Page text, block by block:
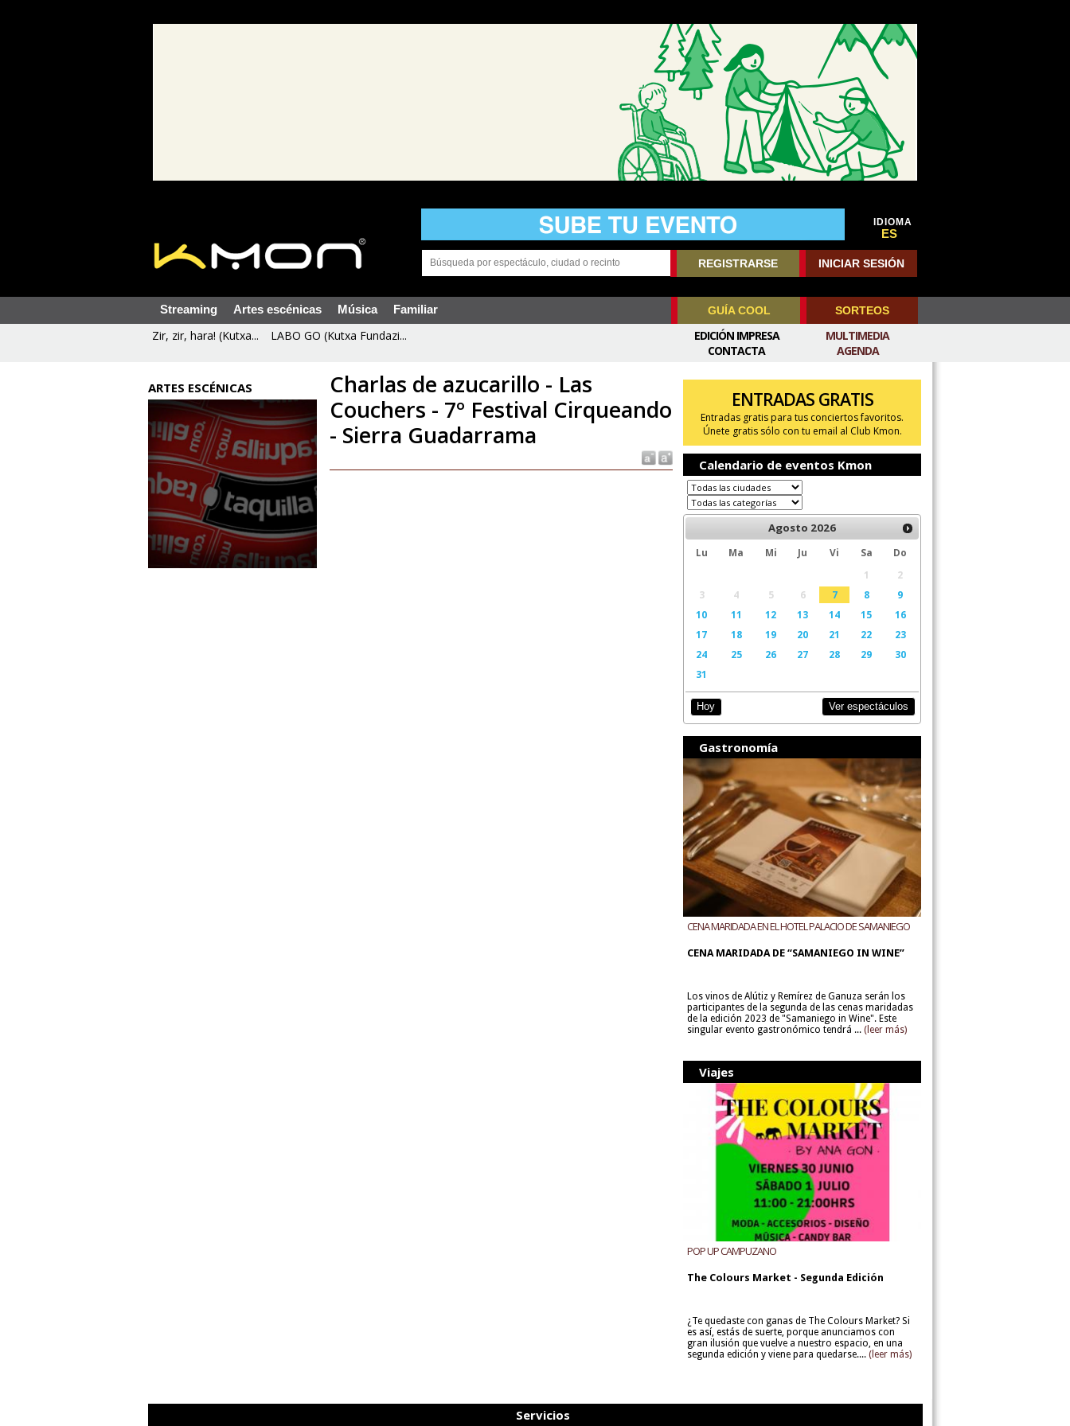
IDIOMA
ES
REGISTRARSE INICIAR SESIÓN
Streaming Artes escénicas Música Familiar GUÍA COOL SORTEOS
Zir, zir, hara! (Kutxa... LABO GO (Kutxa Fundazi...
MULTIMEDIA
AGENDA
EDICIÓN IMPRESA
CONTACTA
ARTES ESCÉNICAS
Charlas de azucarillo - Las
Couchers - 7º Festival Cirqueando
- Sierra Guadarrama
ENTRADAS GRATIS
Entradas gratis para tus conciertos favoritos.
Únete gratis sólo con tu email al Club Kmon.
Calendario de eventos Kmon
Agosto 2026
Lu Ma Mi Ju Vi Sa
Do
1
2
3
4 5 6 7 8
9
10
11 12 13 14 15
16
17
18 19 20 21 22
23
24
25 26 27 28 29
30
31
Hoy Ver espectáculos
Gastronomía
CENA MARIDADA EN EL HOTEL PALACIO DE SAMANIEGO
CENA MARIDADA DE “SAMANIEGO IN WINE”
Los vinos de Alútiz y Remírez de Ganuza serán los
participantes de la segunda de las cenas maridadas
de la edición 2023 de "Samaniego in Wine". Este
singular evento gastronómico tendrá ... (leer más)
Viajes
POP UP CAMPUZANO
The Colours Market - Segunda Edición
¿Te quedaste con ganas de The Colours Market? Si
es así, estás de suerte, porque anunciamos con
gran ilusión que vuelve a nuestro espacio, en una
segunda edición y viene para quedarse.... (leer más)
Servicios